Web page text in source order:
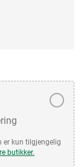
er kun tilgjengelig
butikker.